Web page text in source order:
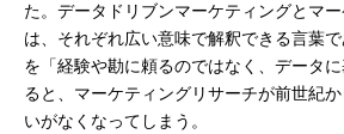
た。データドリブンマーケティングとマ
は、それぞれ広い意味で解釈できる言葉
を「経験や勘に頼るのではなく、データ
ると、マーケティングリサーチが前世紀
いがなくなってしまう。